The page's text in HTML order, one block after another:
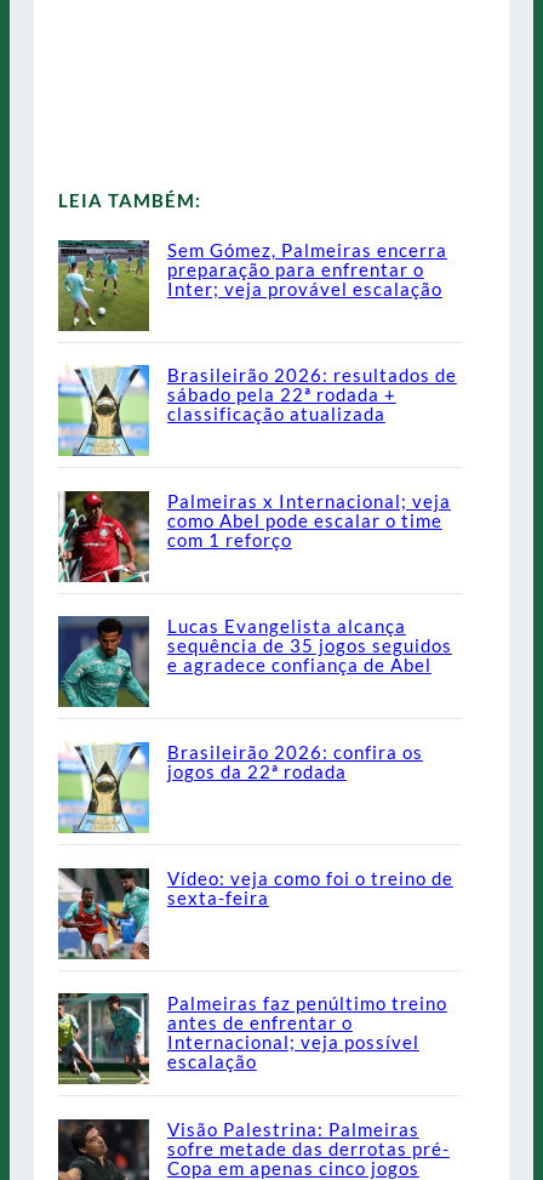
LEIA TAMBÉM:
Sem Gómez, Palmeiras encerra
preparação para enfrentar o
Inter; veja provável escalação
Brasileirão 2026: resultados de
sábado pela 22ª rodada +
classificação atualizada
Palmeiras x Internacional; veja
como Abel pode escalar o time
com 1 reforço
Lucas Evangelista alcança
sequência de 35 jogos seguidos
e agradece confiança de Abel
Brasileirão 2026: confira os
jogos da 22ª rodada
Vídeo: veja como foi o treino de
sexta-feira
Palmeiras faz penúltimo treino
antes de enfrentar o
Internacional; veja possível
escalação
Visão Palestrina: Palmeiras
sofre metade das derrotas pré-
Copa em apenas cinco jogos